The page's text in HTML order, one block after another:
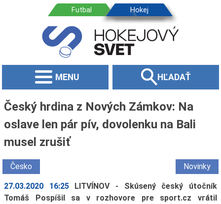
MENU HĽADAŤ
Český hrdina z Nových Zámkov: Na
oslave len pár pív, dovolenku na Bali
musel zrušiť
Česko Novinky
27.03.2020 16:25
LITVÍNOV - Skúsený český útočník
Tomáš Pospíšil sa v rozhovore pre sport.cz vrátil